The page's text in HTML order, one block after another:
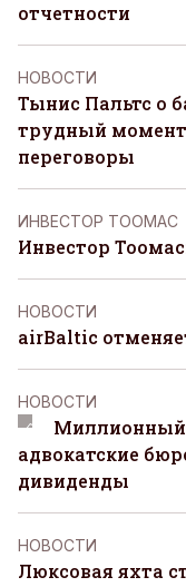
отчетности
НОВОСТИ
Тынис Пальтс о
трудный момент
переговоры
ИНВЕСТОР ТООМАС
Инвестор
НОВОСТИ
airBaltic
НОВОСТИ
Миллионный
адвокатские
дивиденды
НОВОСТИ
Люксовая яхта